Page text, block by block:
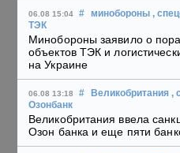
06.08 15:04 # минобороны ,
ТЭК
Минобороны заявило о
объектов ТЭК и
на Украине
06.08 13:18 # Великобритания ,
Озонбанк
Великобритания ввела
Озон банка и еще пяти